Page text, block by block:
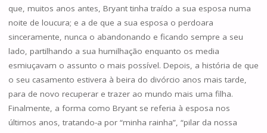
que, muitos anos antes, Bryant tinha traído a sua esposa numa
noite de loucura; e a de que a sua esposa o perdoara
sinceramente, nunca o abandonando e ficando sempre a seu
lado, partilhando a sua humilhação enquanto os media
esmiuçavam o assunto o mais possível. Depois, a história de que
o seu casamento estivera à beira do divórcio anos mais tarde,
para de novo recuperar e trazer ao mundo mais uma filha.
Finalmente, a forma como Bryant se referia à esposa nos
últimos anos, tratando-a por “minha rainha”, “pilar da nossa